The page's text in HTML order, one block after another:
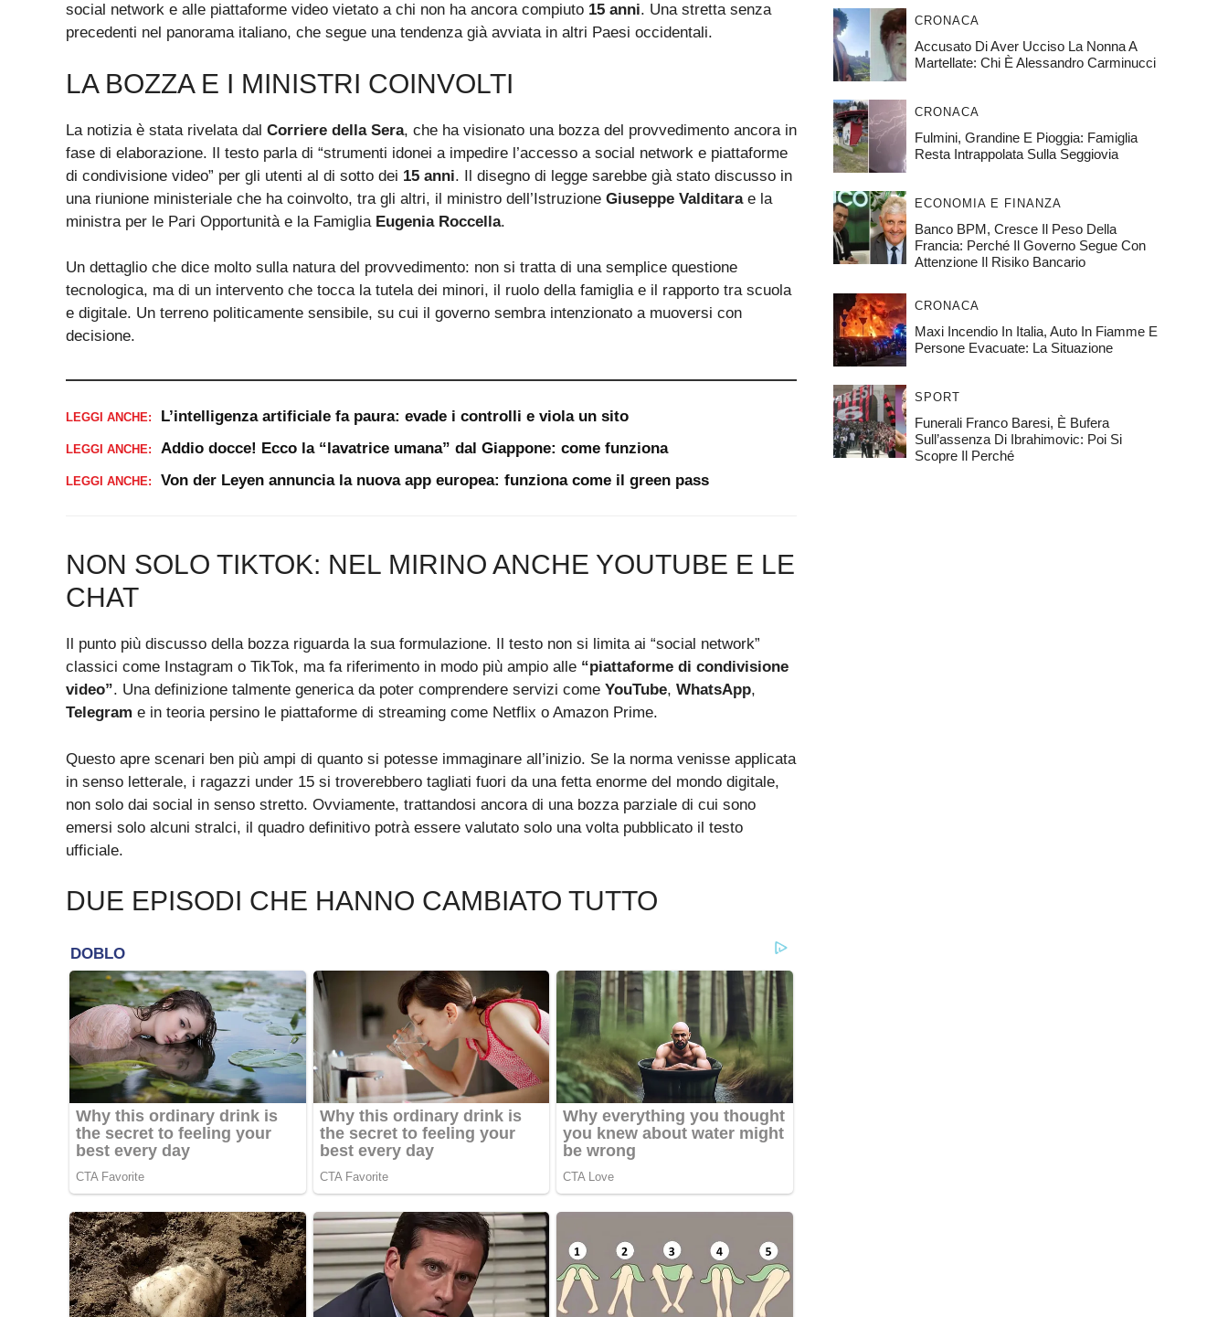
social network e alle piattaforme video vietato a chi non ha ancora compiuto 15 anni. Una stretta senza
precedenti nel panorama italiano, che segue una tendenza già avviata in altri Paesi occidentali.
LA BOZZA E I MINISTRI COINVOLTI
La notizia è stata rivelata dal Corriere della Sera, che ha visionato una bozza del provvedimento ancora in
fase di elaborazione. Il testo parla di “strumenti idonei a impedire l’accesso a social network e piattaforme
di condivisione video” per gli utenti al di sotto dei 15 anni. Il disegno di legge sarebbe già stato discusso in
una riunione ministeriale che ha coinvolto, tra gli altri, il ministro dell’Istruzione Giuseppe Valditarae la
ministra per le Pari Opportunità e la Famiglia Eugenia Roccella.
Un dettaglio che dice molto sulla natura del provvedimento: non si tratta di una semplice questione
tecnologica, ma di un intervento che tocca la tutela dei minori, il ruolo della famiglia e il rapporto tra scuola
e digitale. Un terreno politicamente sensibile, su cui il governo sembra intenzionato a muoversi con
decisione.
LEGGI ANCHE: L’intelligenza artificiale fa paura: evade i controlli e viola un sito
LEGGI ANCHE: Addio docce! Ecco la “lavatrice umana” dal Giappone: come funziona
LEGGI ANCHE: Von der Leyen annuncia la nuova app europea: funziona come il green pass
NON SOLO TIKTOK: NEL MIRINO ANCHE YOUTUBE E LE
CHAT
Il punto più discusso della bozza riguarda la sua formulazione. Il testo non si limita ai “social network”
classici come Instagram o TikTok, ma fa riferimento in modo più ampio alle “piattaforme di condivisione
video”. Una definizione talmente generica da poter comprendere servizi come YouTube, WhatsApp,
Telegram e in teoria persino le piattaforme di streaming come Netflix o Amazon Prime.
Questo apre scenari ben più ampi di quanto si potesse immaginare all’inizio. Se la norma venisse applicata
in senso letterale, i ragazzi under 15 si troverebbero tagliati fuori da una fetta enorme del mondo digitale,
non solo dai social in senso stretto. Ovviamente, trattandosi ancora di una bozza parziale di cui sono
emersi solo alcuni stralci, il quadro definitivo potrà essere valutato solo una volta pubblicato il testo
ufficiale.
DUE EPISODI CHE HANNO CAMBIATO TUTTO
CRONACA
Accusato Di Aver Ucciso La Nonna A
Martellate: Chi È Alessandro Carminucci
CRONACA
Fulmini, Grandine E Pioggia: Famiglia
Resta Intrappolata Sulla Seggiovia
ECONOMIA E FINANZA
Banco BPM, Cresce Il Peso Della
Francia: Perché Il Governo Segue Con
Attenzione Il Risiko Bancario
CRONACA
Maxi Incendio In Italia, Auto In Fiamme E
Persone Evacuate: La Situazione
SPORT
Funerali Franco Baresi, È Bufera
Sull’assenza Di Ibrahimovic: Poi Si
Scopre Il Perché